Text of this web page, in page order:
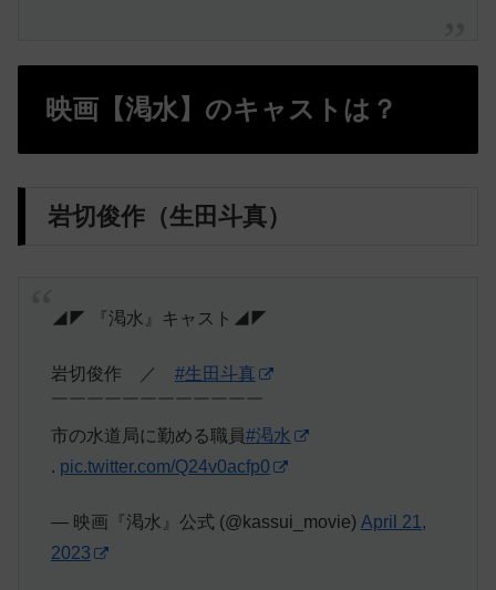
映画【渇水】のキャストは？
岩切俊作（生田斗真）
◢◤ 『渇水』キャスト◢◤
岩切俊作 ／ #生田斗真
￣￣￣￣￣￣￣￣￣￣￣￣
市の水道局に勤める職員#渇水
. pic.twitter.com/Q24v0acfp0
— 映画『渇水』公式 (@kassui_movie) April 21,
2023